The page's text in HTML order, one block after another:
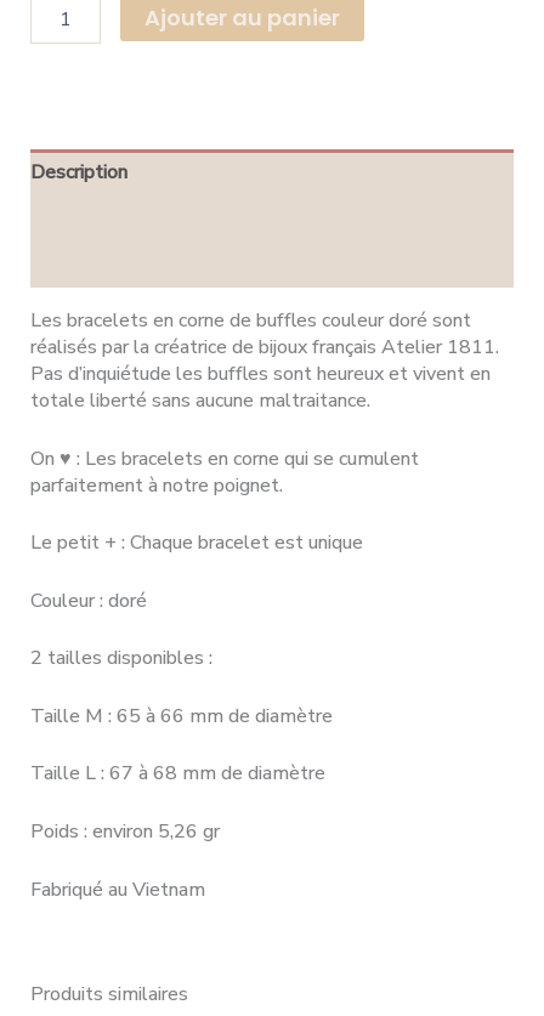
Ajouter au panier
Description
Les bracelets en corne de buffles couleur doré sont
réalisés par la créatrice de bijoux français Atelier 1811.
Pas d’inquiétude les buffles sont heureux et vivent en
totale liberté sans aucune maltraitance.
On ♥ : Les bracelets en corne qui se cumulent
parfaitement à notre poignet.
Le petit + : Chaque bracelet est unique
Couleur : doré
2 tailles disponibles :
Taille M : 65 à 66 mm de diamètre
Taille L : 67 à 68 mm de diamètre
Poids : environ 5,26 gr
Fabriqué au Vietnam
Produits similaires